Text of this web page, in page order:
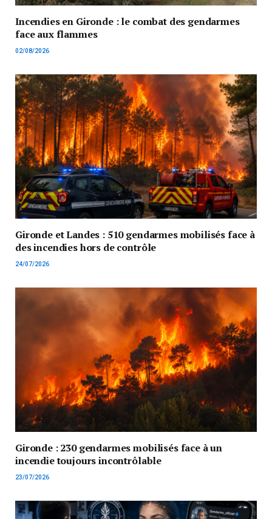
Incendies en Gironde : le combat des gendarmes
face aux flammes
02/08/2026
Gironde et Landes : 510 gendarmes mobilisés face à
des incendies hors de contrôle
24/07/2026
Gironde : 230 gendarmes mobilisés face à un
incendie toujours incontrôlable
23/07/2026